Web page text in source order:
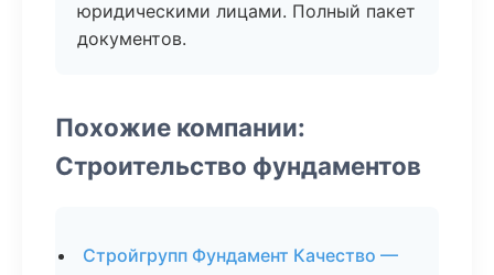
юридическими лицами. Полный пакет
документов.
Похожие компании:
Строительство фундаментов
Стройгрупп Фундамент Качество —